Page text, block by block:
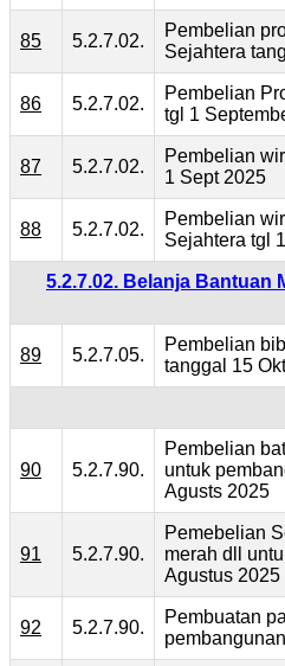
85 5.2.7.02.
Pembelian
Sejahtera
86 5.2.7.02.
Pembelian
tgl 1
87 5.2.7.02.
Pembelian
1 Sept 2025
88 5.2.7.02.
Pembelian
Sejahtera tgl
5.2.7.02. Belanja
89 5.2.7.05.
Pembelian
tanggal 15
90 5.2.7.90.
Pembelian
untuk
Agusts 2025
91 5.2.7.90.
Pemebelian
merah dll
Agustus 2025
92 5.2.7.90.
Pembuatan